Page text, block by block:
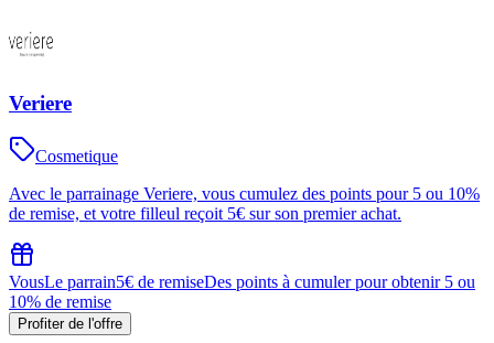
Veriere
Cosmetique
Avec le parrainage Veriere, vous cumulez des points pour 5 ou 10%
de remise, et votre filleul reçoit 5€ sur son premier achat.
VousLe parrain5€ de remiseDes points à cumuler pour obtenir 5 ou
10% de remise
Profiter de l'offre